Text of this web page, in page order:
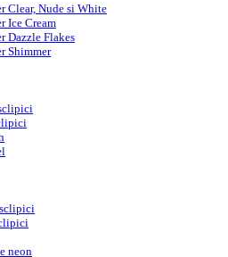
Clear, Nude si White
Ice Cream
Dazzle Flakes
Shimmer
neon